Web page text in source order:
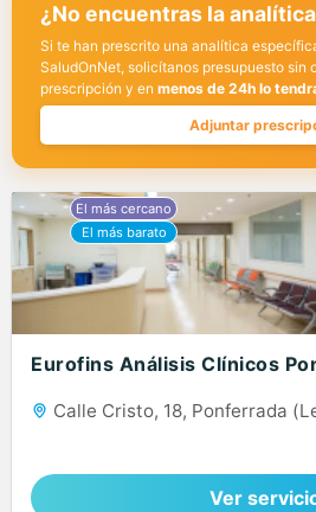
¿No encuentras la
Si te han prescrito una analítica
SaludOnNet, solicítanos presupuesto sin
prescripción y en menos de 24h lo
Adjuntar
Eurofins Análisis Clínicos
Calle Cristo, 18, Ponferrada
Ver